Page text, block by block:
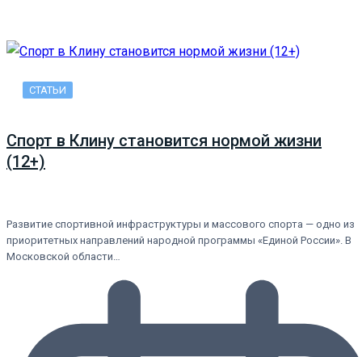
СТАТЬИ
Спорт в Клину становится нормой жизни
(12+)
Развитие спортивной инфраструктуры и массового спорта — одно из
приоритетных направлений народной программы «Единой России». В
Московской области…